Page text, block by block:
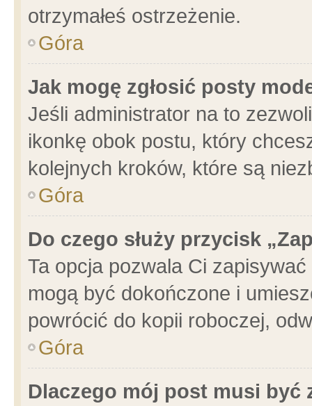
otrzymałeś ostrzeżenie.
Góra
Jak mogę zgłosić posty
Jeśli administrator na to
ikonkę obok postu, który
kolejnych kroków, które są
Góra
Do czego służy przycisk
Ta opcja pozwala Ci
mogą być dokończone i
powrócić do kopii roboczej,
Góra
Dlaczego mój post musi być